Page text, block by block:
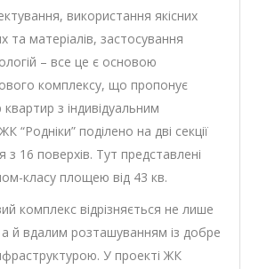
використання якісних
та матеріалів, застосування
– все це є основою
комплексу, що пропонує
з індивідуальним
“Родніки” поділено на дві секції
з 16 поверхів. Тут представлені
класу площею від 43 кв.
комплекс відрізняється не лише
й вдалим розташуванням із добре
У проекті ЖК